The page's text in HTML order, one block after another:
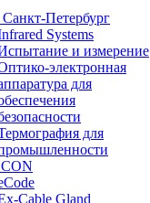
Санкт-Петербург
Systems
и измерение
электронная
для
для
Cable Gland